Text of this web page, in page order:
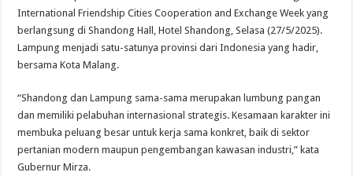
International Friendship Cities Cooperation and Exchange Week yang
berlangsung di Shandong Hall, Hotel Shandong, Selasa (27/5/2025).
Lampung menjadi satu-satunya provinsi dari Indonesia yang hadir,
bersama Kota Malang.
“Shandong dan Lampung sama-sama merupakan lumbung pangan
dan memiliki pelabuhan internasional strategis. Kesamaan karakter ini
membuka peluang besar untuk kerja sama konkret, baik di sektor
pertanian modern maupun pengembangan kawasan industri,” kata
Gubernur Mirza.